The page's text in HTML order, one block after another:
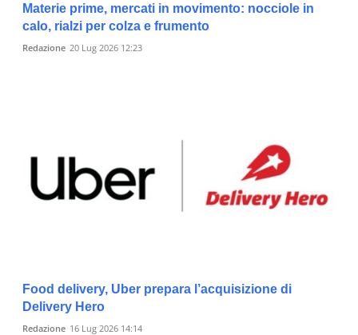
Materie prime, mercati in movimento: nocciole in
calo, rialzi per colza e frumento
Redazione 20 Lug 2026 12:23
Food delivery, Uber prepara l’acquisizione di
Delivery Hero
Redazione 16 Lug 2026 14:14